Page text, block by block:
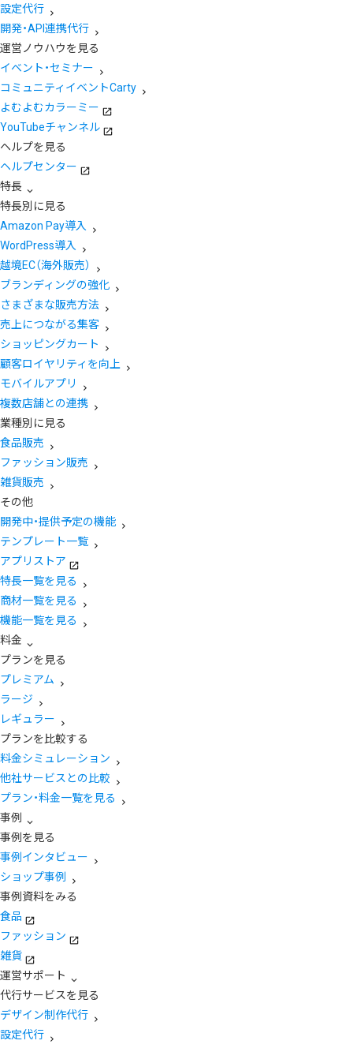
設定代行
開発・API連携代行
運営ノウハウを見る
イベント・セミナー
コミュニティイベントCarty
よむよむカラーミー
YouTubeチャンネル
ヘルプを見る
ヘルプセンター
特長
特長別に見る
Amazon Pay導入
WordPress導入
越境EC（海外販売）
ブランディングの強化
さまざまな販売方法
売上につながる集客
ショッピングカート
顧客ロイヤリティを向上
モバイルアプリ
複数店舗との連携
業種別に見る
食品販売
ファッション販売
雑貨販売
その他
開発中・提供予定の機能
テンプレート一覧
アプリストア
特長一覧を見る
商材一覧を見る
機能一覧を見る
料金
プランを見る
プレミアム
ラージ
レギュラー
プランを比較する
料金シミュレーション
他社サービスとの比較
プラン・料金一覧を見る
事例
事例を見る
事例インタビュー
ショップ事例
事例資料をみる
食品
ファッション
雑貨
運営サポート
代行サービスを見る
デザイン制作代行
設定代行